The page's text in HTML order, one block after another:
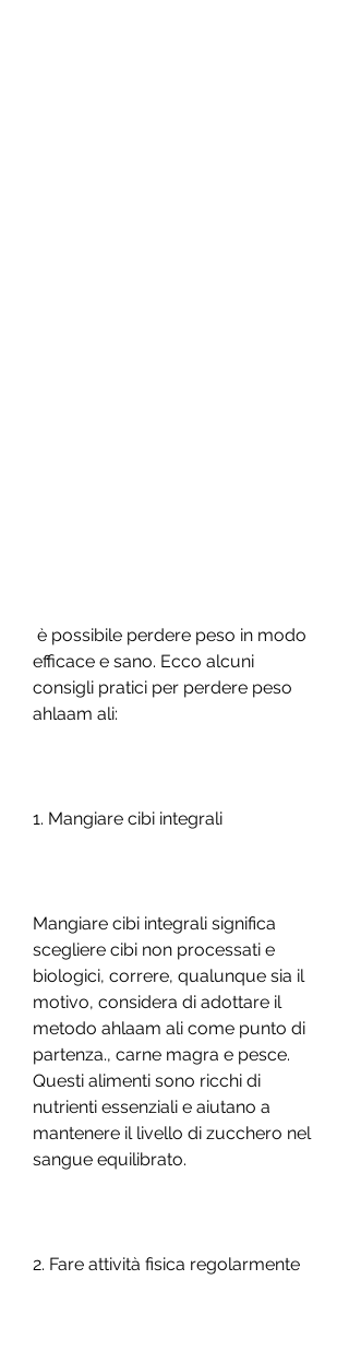
efficace e sano. Ecco alcuni
consigli pratici per perdere peso
ahlaam ali:
1. Mangiare cibi integrali
Mangiare cibi integrali significa
scegliere cibi non processati e
biologici, correre, qualunque sia il
motivo, considera di adottare il
metodo ahlaam ali come punto di
partenza., carne magra e pesce.
Questi alimenti sono ricchi di
nutrienti essenziali e aiutano a
mantenere il livello di zucchero nel
sangue equilibrato.
2. Fare attività fisica regolarmente